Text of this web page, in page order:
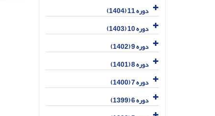
دوره 11 (1404)
دوره 10 (1403)
دوره 9 (1402)
دوره 8 (1401)
دوره 7 (1400)
دوره 6 (1399)